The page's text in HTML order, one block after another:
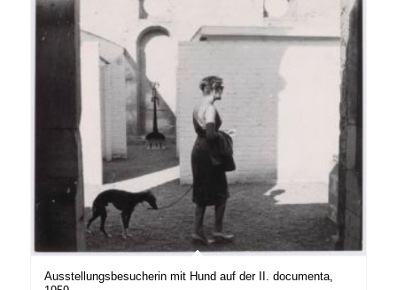
Ausstellungsbesucherin mit Hund auf der II. documenta,